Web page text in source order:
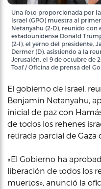
Una foto proporcionada por
Israel (GPO) muestra al
Netanyahu (2-D), reunido con
estadounidense Donald
(2-I), el yerno del presidente,
Dermer (D), asistiendo a la
Jerusalén, el 9 de octubre de
Toaf / Oficina de prensa del
El gobierno de Israel,
Benjamín Netanyahu,
inicial de paz con
de todos los rehenes
retirada parcial de Gaza
«El Gobierno ha
liberación de todos los
muertos», anunció la